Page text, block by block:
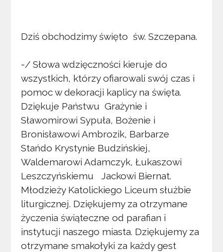
Dziś obchodzimy święto św. Szczepana.
-/ Słowa wdzięczności kieruje do
wszystkich, którzy ofiarowali swój czas i
pomoc w dekoracji kaplicy na święta.
Dziękuje Państwu Grażynie i
Sławomirowi Sypuła, Bożenie i
Bronisławowi Ambrozik, Barbarze
Stańdo Krystynie Budzińskiej,
Waldemarowi Adamczyk, Łukaszowi
Leszczyńskiemu Jackowi Biernat.
Młodzieży Katolickiego Liceum służbie
liturgicznej. Dziękujemy za otrzymane
życzenia świąteczne od parafian i
instytucji naszego miasta. Dziękujemy za
otrzymane smakołyki za każdy gest